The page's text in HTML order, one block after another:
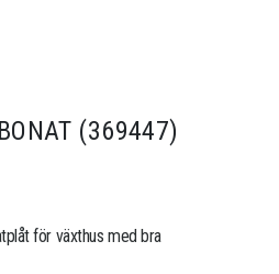
(369447)
för växthus med bra